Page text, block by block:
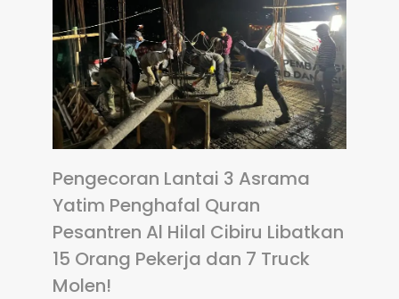
Pengecoran Lantai 3 Asrama
Yatim Penghafal Quran
Pesantren Al Hilal Cibiru Libatkan
15 Orang Pekerja dan 7 Truck
Molen!